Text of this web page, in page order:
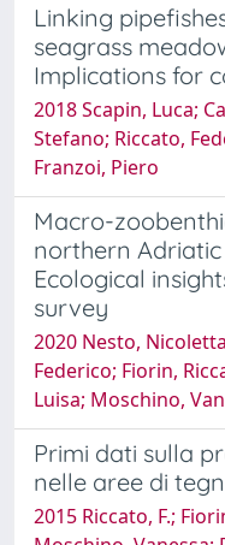
Linking
seagrass
Implications for
2018 Scapin, Luca;
Stefano; Riccato,
Franzoi, Piero
Macro-
northern
Ecological
survey
2020 Nesto,
Federico; Fiorin,
Luisa; Moschino,
Primi dati sulla
nelle aree di
2015 Riccato, F.;